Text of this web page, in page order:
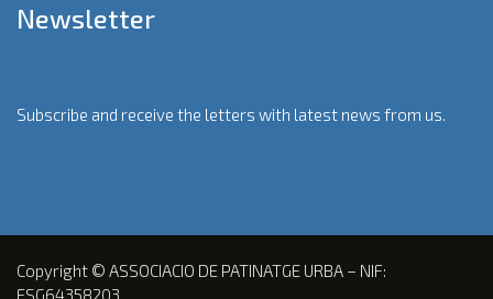
Newsletter
Subscribe and receive the letters with latest news from us.
Copyright © ASSOCIACIO DE PATINATGE URBA – NIF:
ESG64358203